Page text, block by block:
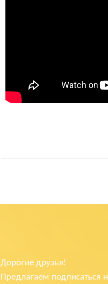
Дорогие друзья!
Предлагаем подписаться